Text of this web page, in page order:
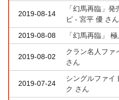
2019-08-14
「幻馬再臨」
ピ - 宮平 優 さん
2019-08-08
「幻馬再臨」
2019-08-02
クラン名人ファ
さん
2019-07-24
シングルファイ
ク さん